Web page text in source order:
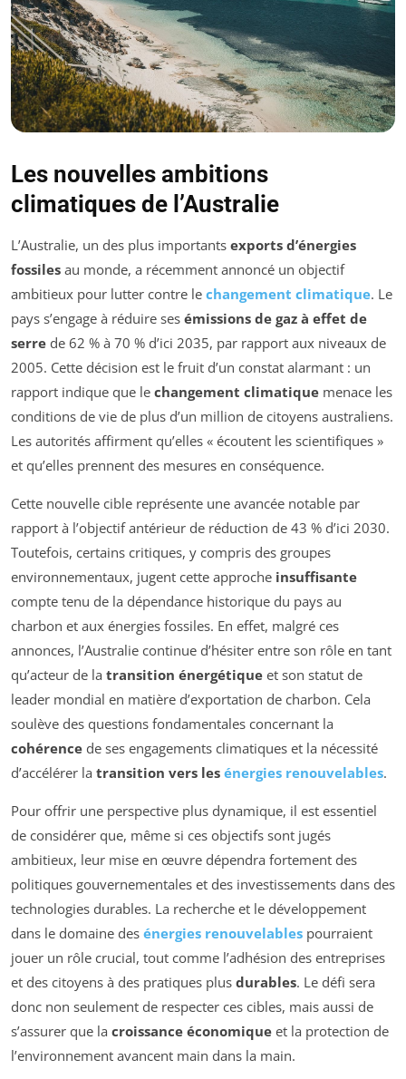
Les nouvelles ambitions
climatiques de l’Australie
L’Australie, un des plus importants exports d’énergies
fossiles au monde, a récemment annoncé un objectif
ambitieux pour lutter contre le changement climatique. Le
pays s’engage à réduire ses émissions de gaz à effet de
serre de 62 % à 70 % d’ici 2035, par rapport aux niveaux de
2005. Cette décision est le fruit d’un constat alarmant : un
rapport indique que le changement climatique menace les
conditions de vie de plus d’un million de citoyens australiens.
Les autorités affirment qu’elles « écoutent les scientifiques »
et qu’elles prennent des mesures en conséquence.
Cette nouvelle cible représente une avancée notable par
rapport à l’objectif antérieur de réduction de 43 % d’ici 2030.
Toutefois, certains critiques, y compris des groupes
environnementaux, jugent cette approche insuffisante
compte tenu de la dépendance historique du pays au
charbon et aux énergies fossiles. En effet, malgré ces
annonces, l’Australie continue d’hésiter entre son rôle en tant
qu’acteur de la transition énergétique et son statut de
leader mondial en matière d’exportation de charbon. Cela
soulève des questions fondamentales concernant la
cohérence de ses engagements climatiques et la nécessité
d’accélérer la transition vers les énergies renouvelables.
Pour offrir une perspective plus dynamique, il est essentiel
de considérer que, même si ces objectifs sont jugés
ambitieux, leur mise en œuvre dépendra fortement des
politiques gouvernementales et des investissements dans des
technologies durables. La recherche et le développement
dans le domaine des énergies renouvelables pourraient
jouer un rôle crucial, tout comme l’adhésion des entreprises
et des citoyens à des pratiques plus durables. Le défi sera
donc non seulement de respecter ces cibles, mais aussi de
s’assurer que la croissance économique et la protection de
l’environnement avancent main dans la main.